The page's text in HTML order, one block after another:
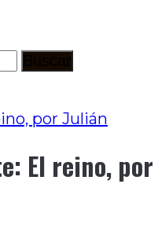
por Julián
El reino, por